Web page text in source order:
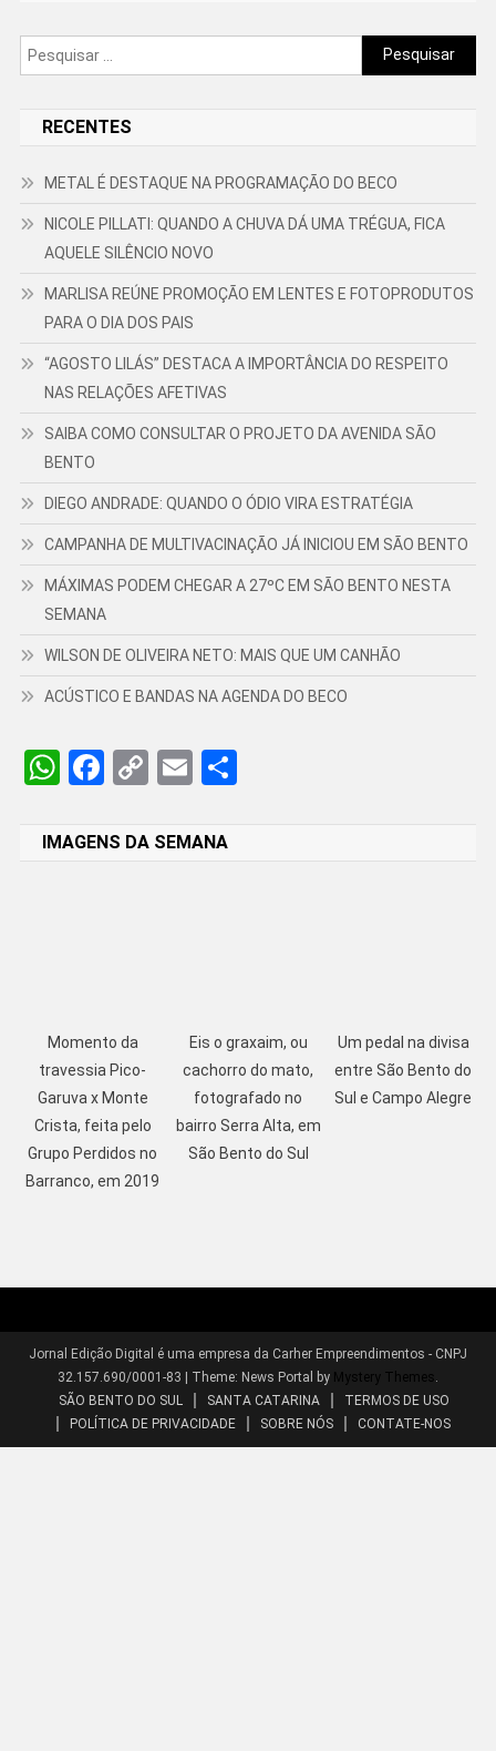
Pesquisar
por:
RECENTES
METAL É DESTAQUE NA PROGRAMAÇÃO DO BECO
NICOLE PILLATI: QUANDO A CHUVA DÁ UMA TRÉGUA, FICA
AQUELE SILÊNCIO NOVO
MARLISA REÚNE PROMOÇÃO EM LENTES E FOTOPRODUTOS
PARA O DIA DOS PAIS
“AGOSTO LILÁS” DESTACA A IMPORTÂNCIA DO RESPEITO
NAS RELAÇÕES AFETIVAS
SAIBA COMO CONSULTAR O PROJETO DA AVENIDA SÃO
BENTO
DIEGO ANDRADE: QUANDO O ÓDIO VIRA ESTRATÉGIA
CAMPANHA DE MULTIVACINAÇÃO JÁ INICIOU EM SÃO BENTO
MÁXIMAS PODEM CHEGAR A 27ºC EM SÃO BENTO NESTA
SEMANA
WILSON DE OLIVEIRA NETO: MAIS QUE UM CANHÃO
ACÚSTICO E BANDAS NA AGENDA DO BECO
WhatsApp
Facebook
CopyEmailShare
IMAGENS DA SEMANA
Momento da
travessia Pico-
Garuva x Monte
Crista, feita pelo
Grupo Perdidos no
Barranco, em 2019
Eis o graxaim, ou
cachorro do mato,
fotografado no
bairro Serra Alta, em
São Bento do Sul
Um pedal na divisa
entre São Bento do
Sul e Campo Alegre
Jornal Edição Digital é uma empresa da Carher Empreendimentos - CNPJ
32.157.690/0001-83 | Theme: News Portal by Mystery Themes .
SÃO BENTO DO SUL
SANTA CATARINA
TERMOS DE USO
POLÍTICA DE PRIVACIDADE
SOBRE NÓS CONTATE-NOS